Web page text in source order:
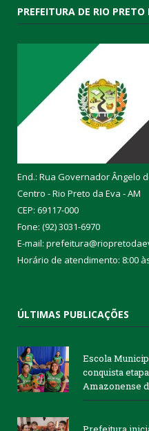
PREFEITURA DE RIO PRETO
End.: Rua Governador Ângelo
Centro - Rio Preto da Eva - AM
CEP: 69117-000
Fone: (92) 3031-6970
E-mail:
Horário de atendimento: 8:00
ÚLTIMAS PUBLICAÇÕES
Escola
conquista
Amazonense